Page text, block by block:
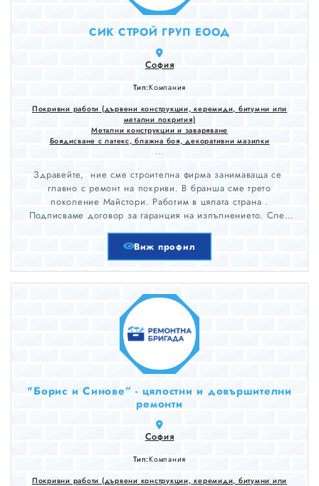
СИК СТРОЙ ГРУП ЕООД
София
Тип:Компания
Покривни работи (дървени конструкции, керемиди, битумни или
метални покрития)
Метални конструкции и заваряване
Боядисване с латекс, блажна боя, декоративни мазилки
...
Здравейте, ние сме строителна фирма занимаваща се
главно с ремонт на покриви. В бранша сме трето
поколение Майстори. Работим в цялата страна .
Подписваме договор за гаранция на изпълнението. След
рамките от 3 до 5 работни дни ! Не се колебайте да
поискате вашата оферта сега !
Виж профил
"Борис и Синове” - цялостни и довършителни
ремонти
София
Тип:Компания
Покривни работи (дървени конструкции, керемиди, битумни или